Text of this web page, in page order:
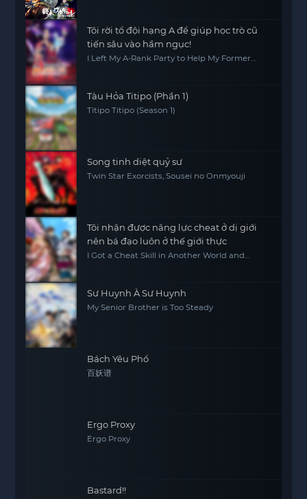
Tôi rời tổ đội hạng A để giúp học trò cũ
tiến sâu vào hầm ngục!
I Left My A-Rank Party to Help My Former
Tàu Hỏa Titipo (Phần 1)
Titipo Titipo (Season 1)
Song tinh diệt quỷ sư
Twin Star Exorcists, Sousei no Onmyouji
Tôi nhận được năng lực cheat ở dị giới
nên bá đạo luôn ở thế giới thực
I Got a Cheat Skill in Another World and
Sư Huynh À Sư Huynh
My Senior Brother is Too Steady
Bách Yêu Phổ
百妖谱
Ergo Proxy
Ergo Proxy
Bastard!!